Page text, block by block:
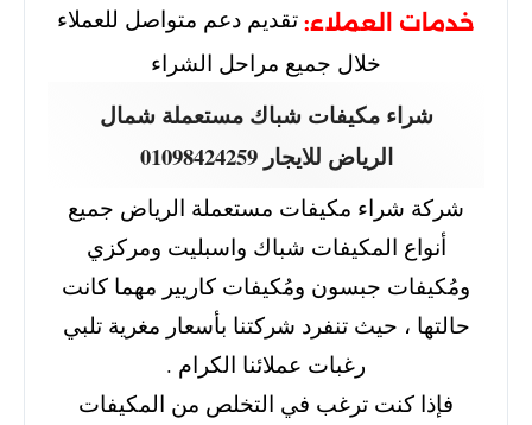
خدمات العملاء: تقديم دعم متواصل للعملاء
خلال جميع مراحل الشراء
شراء مكيفات شباك مستعملة شمال
الرياض للايجار 01098424259
شركة شراء مكيفات مستعملة الرياض جميع
أنواع المكيفات شباك واسبليت ومركزي
ومُكيفات جبسون ومُكيفات كاريير مهما كانت
حالتها ، حيث تنفرد شركتنا بأسعار مغرية تلبي
رغبات عملائنا الكرام .
فإذا كنت ترغب في التخلص من المكيفات